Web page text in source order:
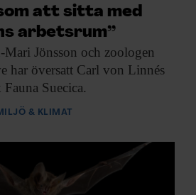
att sitta med
arbetsrum”
Jönsson och zoologen
har översatt Carl von Linnés
Suecica.
& KLIMAT